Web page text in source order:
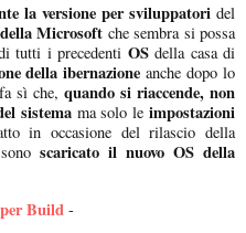
la versione per sviluppatori del
Microsoft che sembra si possa
tutti i precedenti OSdella casa di
della ibernazione anche dopo lo
sì che, quando si riaccende, non
sistemama solo leimpostazioni
in occasione del rilascio della
scaricato il nuovo OS della
Build -